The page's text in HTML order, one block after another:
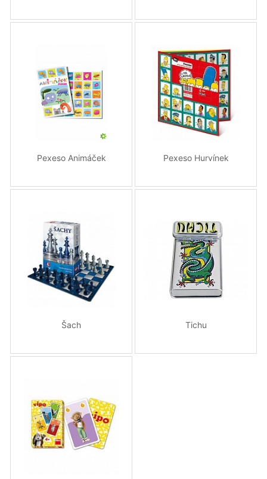
Pexeso Animáček Pexeso Hurvínek
Šach Tichu